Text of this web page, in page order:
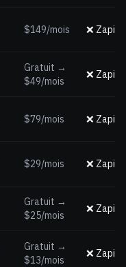
$149/mois ❌ Zapier
Gratuit →
$49/mois
❌ Zapier
$79/mois ❌ Zapier
$29/mois ❌ Zapier
Gratuit →
$25/mois
❌ Zapier
Gratuit →
$13/mois
❌ Zapier